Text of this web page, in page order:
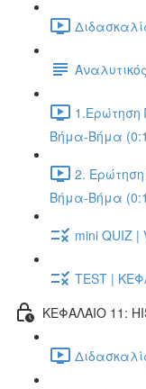
1.Ερώτηση
Βήμα-Βήμα
2.
Βήμα-Βήμα
mini QUIZ |
TEST |
ΚΕΦΑΛΑΙΟ 11: